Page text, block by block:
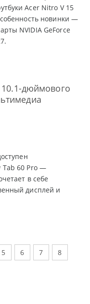
Acer Nitro V 15
новинки —
NVIDIA GeForce
дюймового
Tab 60 Pro —
в себе
дисплей и
5 6 7 8